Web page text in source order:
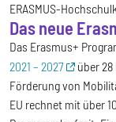
ERASMUS-
Das neue
Das Erasmus+
2021 – 2027
über
Förderung von
EU rechnet mit über